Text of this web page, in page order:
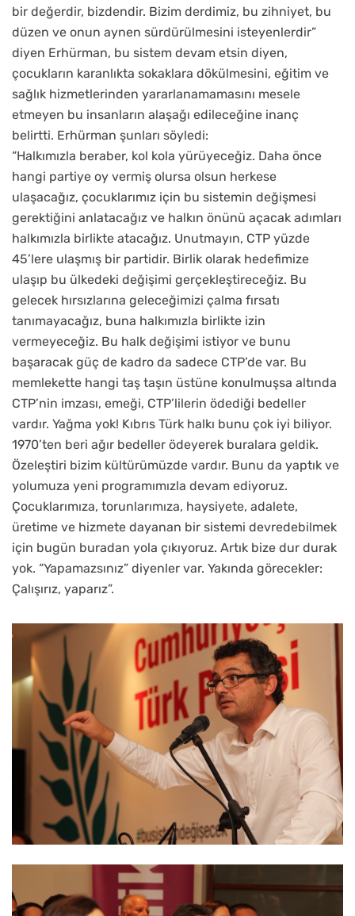
bir değerdir, bizdendir. Bizim derdimiz, bu zihniyet, bu
düzen ve onun aynen sürdürülmesini isteyenlerdir”
diyen Erhürman, bu sistem devam etsin diyen,
çocukların karanlıkta sokaklara dökülmesini, eğitim ve
sağlık hizmetlerinden yararlanamamasını mesele
etmeyen bu insanların alaşağı edileceğine inanç
belirtti. Erhürman şunları söyledi:
“Halkımızla beraber, kol kola yürüyeceğiz. Daha önce
hangi partiye oy vermiş olursa olsun herkese
ulaşacağız, çocuklarımız için bu sistemin değişmesi
gerektiğini anlatacağız ve halkın önünü açacak adımları
halkımızla birlikte atacağız. Unutmayın, CTP yüzde
45’lere ulaşmış bir partidir. Birlik olarak hedefimize
ulaşıp bu ülkedeki değişimi gerçekleştireceğiz. Bu
gelecek hırsızlarına geleceğimizi çalma fırsatı
tanımayacağız, buna halkımızla birlikte izin
vermeyeceğiz. Bu halk değişimi istiyor ve bunu
başaracak güç de kadro da sadece CTP’de var. Bu
memlekette hangi taş taşın üstüne konulmuşsa altında
CTP’nin imzası, emeği, CTP’lilerin ödediği bedeller
vardır. Yağma yok! Kıbrıs Türk halkı bunu çok iyi biliyor.
1970’ten beri ağır bedeller ödeyerek buralara geldik.
Özeleştiri bizim kültürümüzde vardır. Bunu da yaptık ve
yolumuza yeni programımızla devam ediyoruz.
Çocuklarımıza, torunlarımıza, haysiyete, adalete,
üretime ve hizmete dayanan bir sistemi devredebilmek
için bugün buradan yola çıkıyoruz. Artık bize dur durak
yok. “Yapamazsınız” diyenler var. Yakında görecekler:
Çalışırız, yaparız”.